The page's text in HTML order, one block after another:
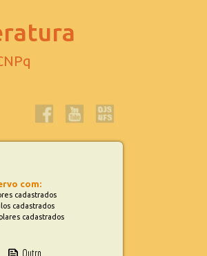
com:
cadastrados
cadastrados
cadastrados
Outro